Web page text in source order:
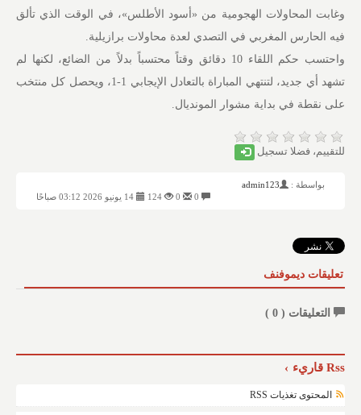
وغابت المحاولات الهجومية من «أسود الأطلس»، في الوقت الذي تألق
فيه الحارس المغربي في التصدي لعدة محاولات برازيلية.
واحتسب حكم اللقاء 10 دقائق وقتاً محتسباً بدلاً من الضائع، لكنها لم
تشهد أي جديد، لتنتهي المباراة بالتعادل الإيجابي 1-1، ويحصل كل منتخب
على نقطة في بداية مشوار المونديال.
للتقييم، فضلا تسجيل
بواسطة :
admin123
124
تعليقات ديموفنف
التعليقات ( 0
)
Rss قاريء
المحتوى تغذيات RSS